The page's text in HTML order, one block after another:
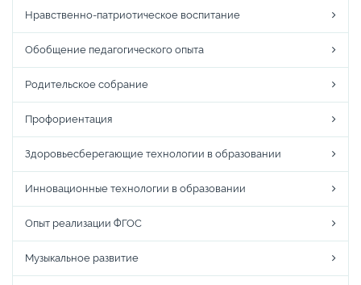
Нравственно-патриотическое воспитание
Обобщение педагогического опыта
Родительское собрание
Профориентация
Здоровьесберегающие технологии в образовании
Инновационные технологии в образовании
Опыт реализации ФГОС
Музыкальное развитие